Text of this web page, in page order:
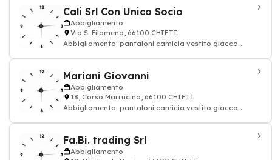
Cali Srl Con Unico Socio
Abbigliamento
Via S. Filomena, 66100 CHIETI
Abbigliamento: pantaloni camicia vestito giacca
Mariani Giovanni
Abbigliamento
18, Corso Marrucino, 66100 CHIETI
Abbigliamento: pantaloni camicia vestito giacca
Fa.Bi. trading Srl
Abbigliamento